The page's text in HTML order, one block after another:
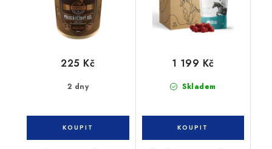
2 dny
225 Kč
Skladem
1 199 Kč